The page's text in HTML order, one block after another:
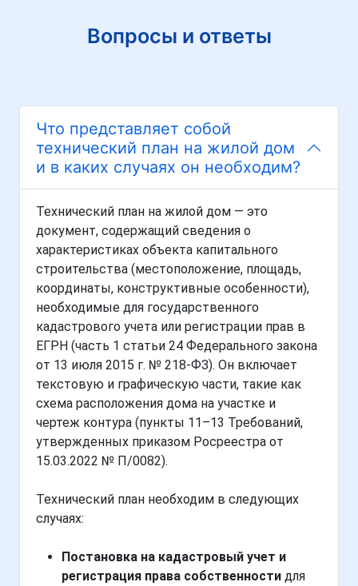
Вопросы и ответы
Что представляет собой
технический план на жилой дом
и в каких случаях он необходим?
Технический план на жилой дом — это
документ, содержащий сведения о
характеристиках объекта капитального
строительства (местоположение, площадь,
координаты, конструктивные особенности),
необходимые для государственного
кадастрового учета или регистрации прав в
ЕГРН (часть 1 статьи 24 Федерального закона
от 13 июля 2015 г. № 218-ФЗ). Он включает
текстовую и графическую части, такие как
схема расположения дома на участке и
чертеж контура (пункты 11–13 Требований,
утвержденных приказом Росреестра от
15.03.2022 № П/0082).
Технический план необходим в следующих
случаях:
Постановка на кадастровый учет и
регистрация права собственности для